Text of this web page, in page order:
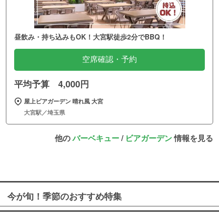
昼飲み・持ち込みもOK！大宮駅徒歩2分でBBQ！
空席確認・予約
平均予算 4,000円
屋上ビアガーデン 晴れ風 大宮
大宮駅／埼玉県
他のバーベキュー/ ビアガーデン情報を見る
今が旬！季節のおすすめ特集